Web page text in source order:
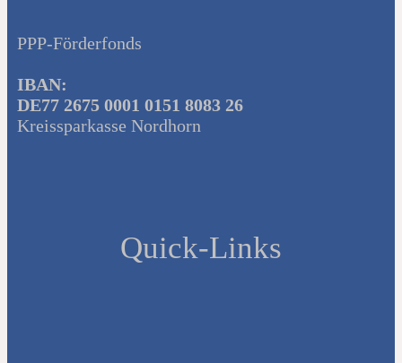
PPP-Förderfonds
IBAN:
DE77 2675 0001 0151 8083 26
Kreissparkasse Nordhorn
Quick-Links